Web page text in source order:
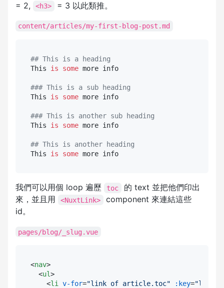
= 2, <h3> = 3 以此類推。
content/articles/my-first-blog-post.md
## This is a heading
This is some more info
### This is a sub heading
This is some more info
### This is another sub heading
This is some more info
## This is another heading
This is some more info
我們可以用個 loop 遍歷 toc
的 text 並把他們印出
來，並且用
<NuxtLink>
component 來連結這些
id。
pages/blog/_slug.vue
<nav>
<ul>
<li v-for="link of article.toc" :key=